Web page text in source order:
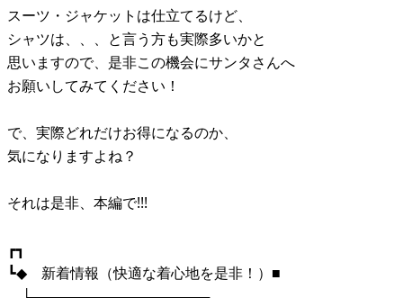
スーツ・ジャケットは仕立てるけど、
シャツは、、、と言う方も実際多いかと
思いますので、是非この機会にサンタさんへ
お願いしてみてください！
で、実際どれだけお得になるのか、
気になりますよね？
それは是非、本編で!!!
┏┓
┗◆ 新着情報（快適な着心地を是非！）■